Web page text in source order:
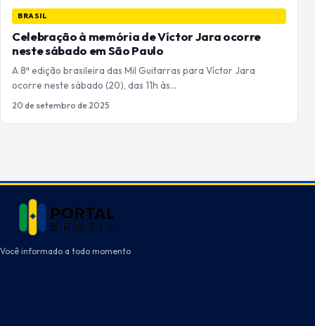
BRASIL
Celebração à memória de Víctor Jara ocorre
neste sábado em São Paulo
A 8ª edição brasileira das Mil Guitarras para Víctor Jara
ocorre neste sábado (20), das 11h às…
20 de setembro de 2025
Você informado a todo momento